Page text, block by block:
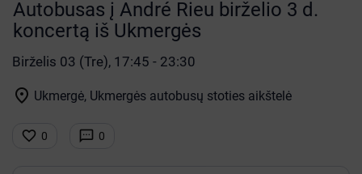
Autobusas į André Rieu birželio 3 d.
koncertą iš Ukmergės
Birželis 03 (Tre), 17:45 - 23:30
 Ukmergė, Ukmergės autobusų stoties aikštelė
 0  0